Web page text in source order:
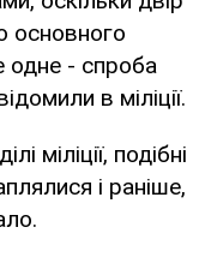
основного
одне - спроба
в міліції.
міліції, подібні
і раніше,